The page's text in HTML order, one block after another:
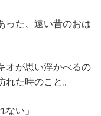
った、遠い昔のおは
オが思い浮かべるの
た時のこと。
い」